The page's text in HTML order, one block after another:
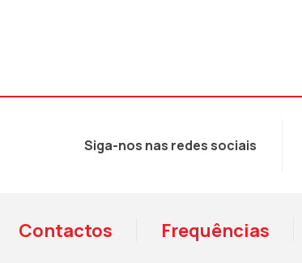
Siga-nos nas redes sociais
Contactos Frequências